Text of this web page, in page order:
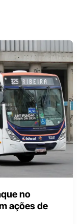
no
ações de